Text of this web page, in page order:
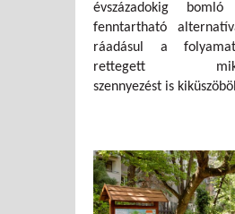
évszázadokig bomló
fenntartható
ráadásul a
rettegett
szennyezést is